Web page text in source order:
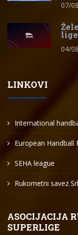
07/
lige
04/
LINKOVI
International
European Handball
SEHA league
Rukometni savez
ASOCIJACIJA
SUPERLIGE